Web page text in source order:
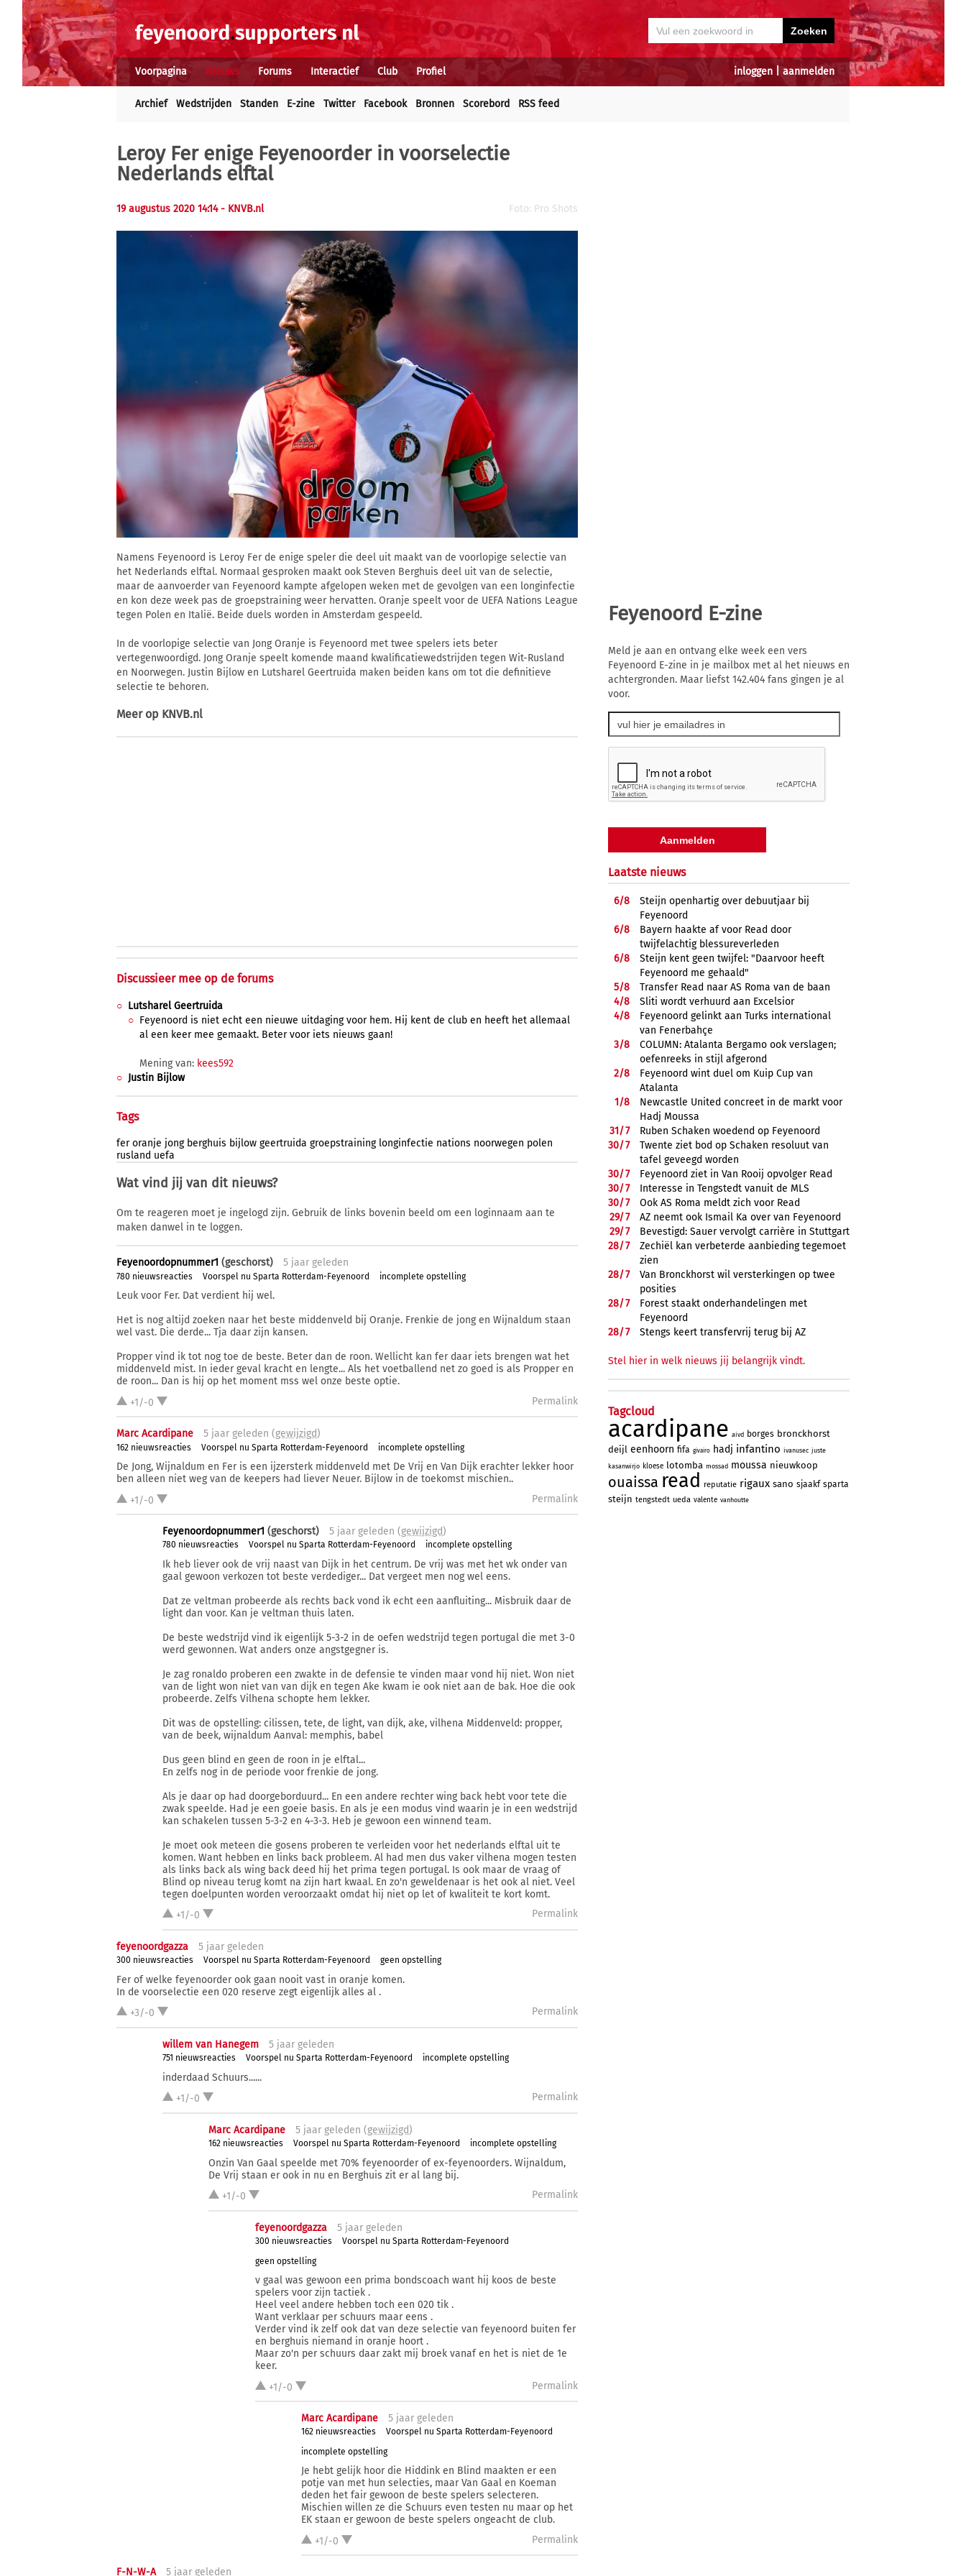
inloggen aanmelden
Voorpagina Nieuws Forums Interactief Club Profiel
Archief Wedstrijden Standen E-zine Twitter Facebook Bronnen Scorebord RSS feed
Leroy Fer enige Feyenoorder in voorselectie
Nederlands elftal
19 augustus 2020 14:14- KNVB.nl Foto: Pro Shots
Namens Feyenoord is Leroy Fer de enige speler die deel uit maakt van de voorlopige selectie van
het Nederlands elftal. Normaal gesproken maakt ook Steven Berghuis deel uit van de selectie,
maar de aanvoerder van Feyenoord kampte afgelopen weken met de gevolgen van een longinfectie
en kon deze week pas de groepstraining weer hervatten. Oranje speelt voor de UEFA Nations League
tegen Polen en Italië. Beide duels worden in Amsterdam gespeeld.
In de voorlopige selectie van Jong Oranje is Feyenoord met twee spelers iets beter
vertegenwoordigd. Jong Oranje speelt komende maand kwalificatiewedstrijden tegen Wit-Rusland
en Noorwegen. Justin Bijlow en Lutsharel Geertruida maken beiden kans om tot die definitieve
selectie te behoren.
Meer op KNVB.nl
Discussieer mee op de forums
Lutsharel Geertruida
Feyenoord is niet echt een nieuwe uitdaging voor hem. Hij kent de club en heeft het allemaal
al een keer mee gemaakt. Beter voor iets nieuws gaan!
Mening van: kees592
Justin Bijlow
Tags
fer oranje jong berghuis bijlow geertruida groepstraining longinfectie nations noorwegen polen
rusland uefa
Wat vind jij van dit nieuws?
Om te reageren moet je ingelogd zijn. Gebruik de links bovenin beeld om een loginnaam aan te
maken danwel in te loggen.
Feyenoordopnummer1 (geschorst) 5 jaar geleden
780 nieuwsreacties Voorspel nu Sparta Rotterdam-Feyenoord incomplete opstelling
Leuk voor Fer. Dat verdient hij wel.
Het is nog altijd zoeken naar het beste middenveld bij Oranje. Frenkie de jong en Wijnaldum staan
wel vast. Die derde... Tja daar zijn kansen.
Propper vind ik tot nog toe de beste. Beter dan de roon. Wellicht kan fer daar iets brengen wat het
middenveld mist. In ieder geval kracht en lengte... Als het voetballend net zo goed is als Propper en
de roon... Dan is hij op het moment mss wel onze beste optie.
+1/-0
Permalink
Marc Acardipane 5 jaar geleden (gewijzigd)
162 nieuwsreacties Voorspel nu Sparta Rotterdam-Feyenoord incomplete opstelling
De Jong, Wijnaldum en Fer is een ijzersterk middenveld met De Vrij en Van Dijk erachter lekker hoor
ben alleen niet weg van de keepers had liever Neuer. Bijlow in de toekomst mischien..
+1/-0
Permalink
Feyenoordopnummer1 (geschorst) 5 jaar geleden (gewijzigd)
780 nieuwsreacties Voorspel nu Sparta Rotterdam-Feyenoord incomplete opstelling
Ik heb liever ook de vrij naast van Dijk in het centrum. De vrij was met het wk onder van
gaal gewoon verkozen tot beste verdediger... Dat vergeet men nog wel eens.
Dat ze veltman probeerde als rechts back vond ik echt een aanfluiting... Misbruik daar de
light dan voor. Kan je veltman thuis laten.
De beste wedstrijd vind ik eigenlijk 5-3-2 in de oefen wedstrijd tegen portugal die met 3-0
werd gewonnen. Wat anders onze angstgegner is.
Je zag ronaldo proberen een zwakte in de defensie te vinden maar vond hij niet. Won niet
van de light won niet van van dijk en tegen Ake kwam ie ook niet aan de bak. Hoe die ook
probeerde. Zelfs Vilhena schopte hem lekker.
Dit was de opstelling: cilissen, tete, de light, van dijk, ake, vilhena Middenveld: propper,
van de beek, wijnaldum Aanval: memphis, babel
Dus geen blind en geen de roon in je elftal...
En zelfs nog in de periode voor frenkie de jong.
Als je daar op had doorgeborduurd... En een andere rechter wing back hebt voor tete die
zwak speelde. Had je een goeie basis. En als je een modus vind waarin je in een wedstrijd
kan schakelen tussen 5-3-2 en 4-3-3. Heb je gewoon een winnend team.
Je moet ook meteen die gosens proberen te verleiden voor het nederlands elftal uit te
komen. Want hebben en links back probleem. Al had men dus vaker vilhena mogen testen
als links back als wing back deed hij het prima tegen portugal. Is ook maar de vraag of
Blind op niveau terug komt na zijn hart kwaal. En zo'n geweldenaar is het ook al niet. Veel
tegen doelpunten worden veroorzaakt omdat hij niet op let of kwaliteit te kort komt.
+1/-0
Permalink
feyenoordgazza 5 jaar geleden
300 nieuwsreacties Voorspel nu Sparta Rotterdam-Feyenoord geen opstelling
Fer of welke feyenoorder ook gaan nooit vast in oranje komen.
In de voorselectie een 020 reserve zegt eigenlijk alles al .
+3/-0
Permalink
willem van Hanegem 5 jaar geleden
751 nieuwsreacties Voorspel nu Sparta Rotterdam-Feyenoord incomplete opstelling
inderdaad Schuurs......
+1/-0
Permalink
Marc Acardipane 5 jaar geleden (gewijzigd)
162 nieuwsreacties Voorspel nu Sparta Rotterdam-Feyenoord incomplete opstelling
Onzin Van Gaal speelde met 70% feyenoorder of ex-feyenoorders. Wijnaldum,
De Vrij staan er ook in nu en Berghuis zit er al lang bij.
+1/-0
Permalink
feyenoordgazza 5 jaargeleden
300 nieuwsreacties
Voorspel nu Sparta Rotterdam-Feyenoord
geen opstelling
v gaal was gewoon een prima bondscoach want hij koos de beste
spelers voor zijn tactiek .
Heel veel andere hebben toch een 020 tik .
Want verklaar per schuurs maar eens .
Verder vind ik zelf ook dat van deze selectie van feyenoord buiten fer
en berghuis niemand in oranje hoort .
Maar zo'n per schuurs daar zakt mij broek vanaf en het is niet de 1e
keer.
+1/-0
Permalink
Marc Acardipane 5 jaargeleden
162 nieuwsreacties
Voorspel nu Sparta Rotterdam-Feyenoord
incomplete opstelling
Je hebt gelijk hoor die Hiddink en Blind maakten er een
potje van met hun selecties, maar Van Gaal en Koeman
deden het fair gewoon de beste spelers selecteren.
Mischien willen ze die Schuurs even testen nu maar op het
EK staan er gewoon de beste spelers ongeacht de club.
+1/-0
Permalink
F-N-W-A 5 jaar geleden
Feyenoord E-zine
Meld je aan en ontvang elke week een vers
Feyenoord E-zine in je mailbox met al het nieuws en
achtergronden. Maar liefst 142.404 fans gingen je al
voor.
Laatste nieuws
6/8
Steijn openhartig over debuutjaar bij
Feyenoord
6/8
Bayern haakte af voor Read door
twijfelachtig blessureverleden
6/8
Steijn kent geen twijfel: "Daarvoor heeft
Feyenoord me gehaald"
5/8
Transfer Read naar AS Roma van de baan
4/8
Sliti wordt verhuurd aan Excelsior
4/8
Feyenoord gelinkt aan Turks international
van Fenerbahçe
3/8
COLUMN: Atalanta Bergamo ook verslagen;
oefenreeks in stijl afgerond
2/8
Feyenoord wint duel om Kuip Cup van
Atalanta
1/8
Newcastle United concreet in de markt voor
Hadj Moussa
31/7
Ruben Schaken woedend op Feyenoord
30/7
Twente ziet bod op Schaken resoluut van
tafel geveegd worden
30/7
Feyenoord ziet in Van Rooij opvolger Read
30/7
Interesse in Tengstedt vanuit de MLS
30/7
Ook AS Roma meldt zich voor Read
29/7
AZ neemt ook Ismail Ka over van Feyenoord
29/7
Bevestigd: Sauer vervolgt carrière in Stuttgart
28/7
Zechiël kan verbeterde aanbieding tegemoet
zien
28/7
Van Bronckhorst wil versterkingen op twee
posities
28/7
Forest staakt onderhandelingen met
Feyenoord
28/7 Stengs keert transfervrij terug bij AZ
Stel hier in welk nieuws jij belangrijk vindt.
Tagcloud
acardipane aivd borges bronckhorst
deijl eenhoorn fifa givairo hadj infantino ivanusec juste
kasanwirjo kloese lotomba mossad moussa nieuwkoop
ouaissa read reputatie rigaux sano sjaakf sparta
steijn tengstedt ueda valente vanhoutte